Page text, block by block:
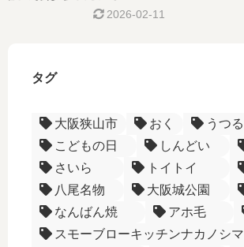
2026-02-11
タグ
大阪狭山市 おく うつる
こどもの日
しんどい
さいら
トイトイ
八尾名物
大阪城公園
なんばん焼
アホ毛
スモーブローキッチンナカノシマ